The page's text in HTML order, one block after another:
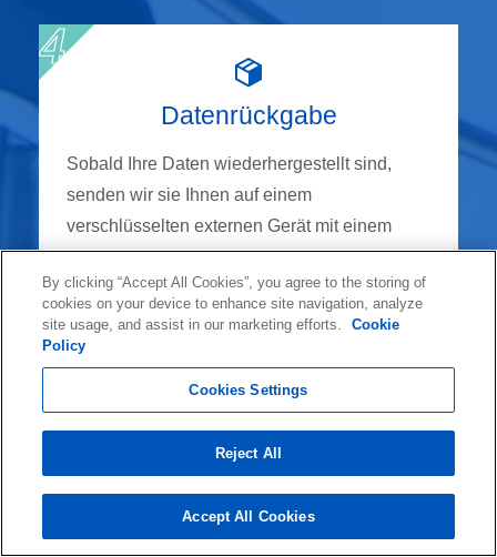
Datenrückgabe
Sobald Ihre Daten wiederhergestellt sind,
senden wir sie Ihnen auf einem
verschlüsselten externen Gerät mit einem
Zustelldienst Ihrer Wahl zurück.
0800 10 12 1314
Starten Sie Ihre Datenrettung
By clicking “Accept All Cookies”, you agree to the storing of
cookies on your device to enhance site navigation, analyze
site usage, and assist in our marketing efforts.
Cookie
Policy
Cookies Settings
Reject All
Accept All Cookies